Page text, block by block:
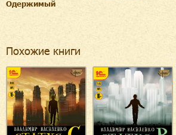
Одержимый
Похожие книги